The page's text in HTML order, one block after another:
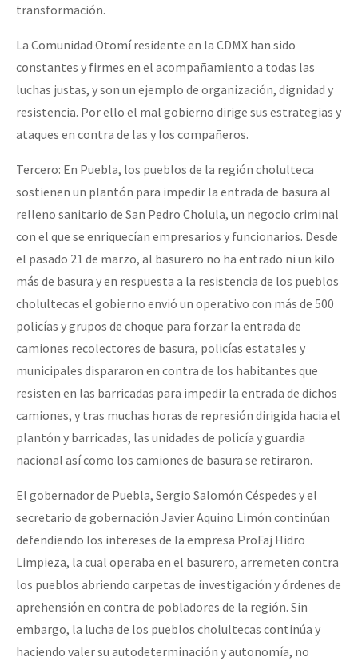
transformación.
La Comunidad Otomí residente en la CDMX han sido
constantes y firmes en el acompañamiento a todas las
luchas justas, y son un ejemplo de organización, dignidad y
resistencia. Por ello el mal gobierno dirige sus estrategias y
ataques en contra de las y los compañeros.
Tercero: En Puebla, los pueblos de la región cholulteca
sostienen un plantón para impedir la entrada de basura al
relleno sanitario de San Pedro Cholula, un negocio criminal
con el que se enriquecían empresarios y funcionarios. Desde
el pasado 21 de marzo, al basurero no ha entrado ni un kilo
más de basura y en respuesta a la resistencia de los pueblos
cholultecas el gobierno envió un operativo con más de 500
policías y grupos de choque para forzar la entrada de
camiones recolectores de basura, policías estatales y
municipales dispararon en contra de los habitantes que
resisten en las barricadas para impedir la entrada de dichos
camiones, y tras muchas horas de represión dirigida hacia el
plantón y barricadas, las unidades de policía y guardia
nacional así como los camiones de basura se retiraron.
El gobernador de Puebla, Sergio Salomón Céspedes y el
secretario de gobernación Javier Aquino Limón continúan
defendiendo los intereses de la empresa ProFaj Hidro
Limpieza, la cual operaba en el basurero, arremeten contra
los pueblos abriendo carpetas de investigación y órdenes de
aprehensión en contra de pobladores de la región. Sin
embargo, la lucha de los pueblos cholultecas continúa y
haciendo valer su autodeterminación y autonomía, no